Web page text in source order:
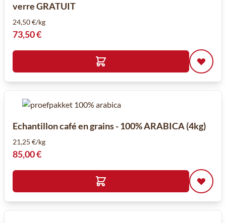
verre GRATUIT
24,50 €/kg
73,50 €
Echantillon café en grains - 100% ARABICA (4kg)
21,25 €/kg
85,00 €